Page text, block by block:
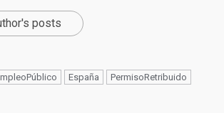
posts
España PermisoRetribuido